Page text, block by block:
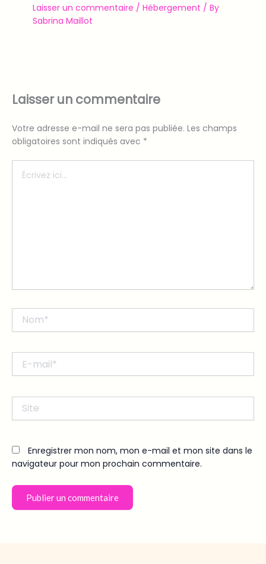
Laisser un commentaire / Hébergement / By
Sabrina Maillot
Laisser un commentaire
Votre adresse e-mail ne sera pas publiée. Les champs
obligatoires sont indiqués avec *
ici…
mail*
Enregistrer mon nom, mon e-mail et mon site dans le
navigateur pour mon prochain commentaire.